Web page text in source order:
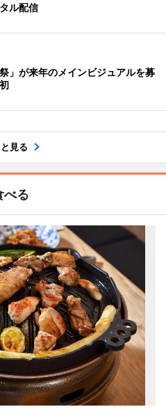
ル配信
」が来年のメインビジュアルを募
見る
べる